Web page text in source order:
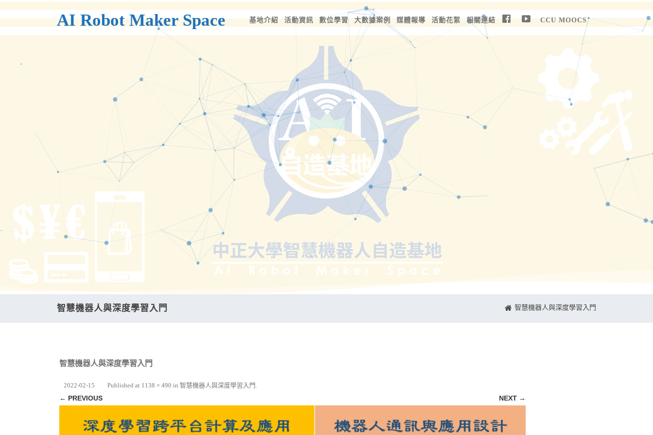
AI Robot Maker Space 基地介紹 活動資訊 數位學習 大數據案例 媒體報導 活動花絮 相關連結 CCU MOOCS
智慧機器人與深度學習入門 智慧機器人與深度學習入門
智慧機器人與深度學習入門
Published
2022-02-15 at 1138 × 490 in 智慧機器人與深度學習入門
← PREVIOUS NEXT →